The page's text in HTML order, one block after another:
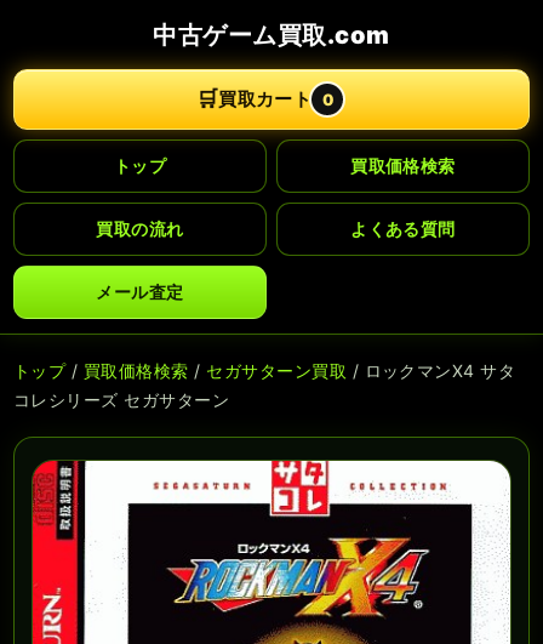
中古ゲーム買取.com
🛒買取カート 0
トップ 買取価格検索
買取の流れ よくある質問
メール査定
トップ/ 買取価格検索 / セガサターン買取 / ロックマンX4 サタ
コレシリーズ セガサターン